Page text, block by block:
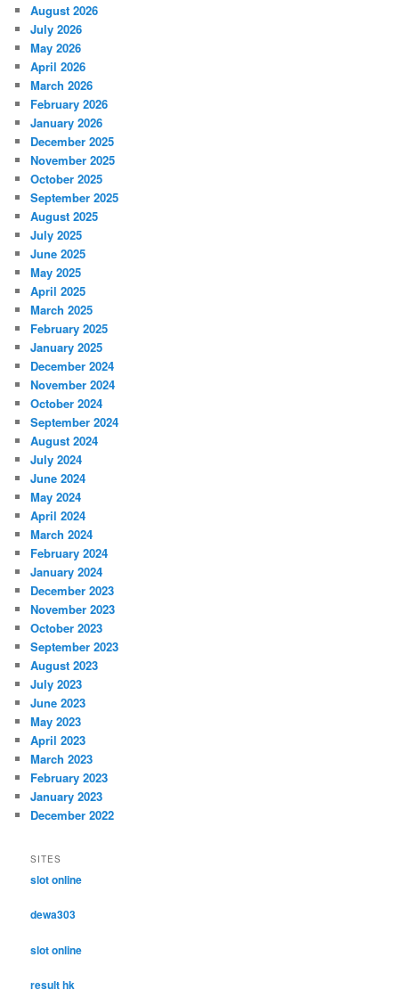
August 2026
July 2026
May 2026
April 2026
March 2026
February 2026
January 2026
December 2025
November 2025
October 2025
September 2025
August 2025
July 2025
June 2025
May 2025
April 2025
March 2025
February 2025
January 2025
December 2024
November 2024
October 2024
September 2024
August 2024
July 2024
June 2024
May 2024
April 2024
March 2024
February 2024
January 2024
December 2023
November 2023
October 2023
September 2023
August 2023
July 2023
June 2023
May 2023
April 2023
March 2023
February 2023
January 2023
December 2022
SITES
slot online
dewa303
slot online
result hk